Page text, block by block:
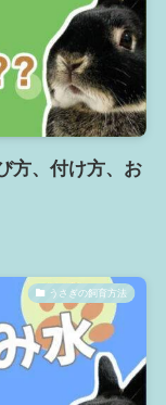
方、付け方、お
うさぎの飼育方法